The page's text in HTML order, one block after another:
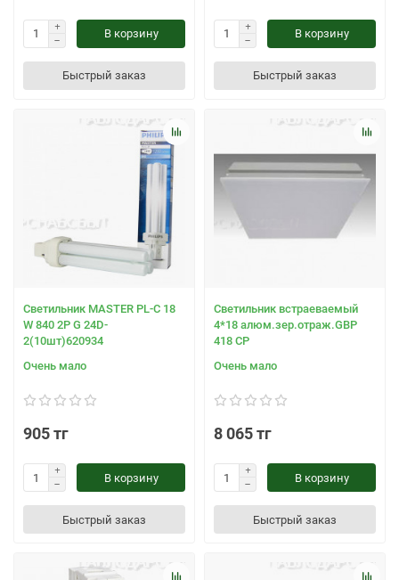
В корзину
Быстрый заказ
В корзину
Быстрый заказ
Светильник MASTER PL-C 18
W 840 2P G 24D-
2(10шт)620934
Очень мало
905 тг
В корзину
Быстрый заказ
Светильник встраеваемый
4*18 алюм.зер.отраж.GBP
418 CP
Очень мало
8 065 тг
В корзину
Быстрый заказ